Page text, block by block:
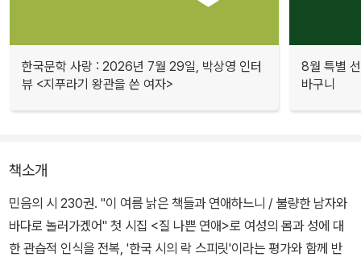
한국문학 사랑 : 2026년 7월 29일, 박상영 인터
뷰 <지푸라기 왕관을 쓴 여자>
8월 특별
바구니
책소개
민음의 시 230권. "이 여름 낡은 책들과 연애하느니 / 불량한 남자와
바다로 놀러가겠어" 첫 시집 <질 나쁜 연애>로 여성의 몸과 성에 대
한 관습적 인식을 전복, '한국 시의 락 스피릿'이라는 평가와 함께 반